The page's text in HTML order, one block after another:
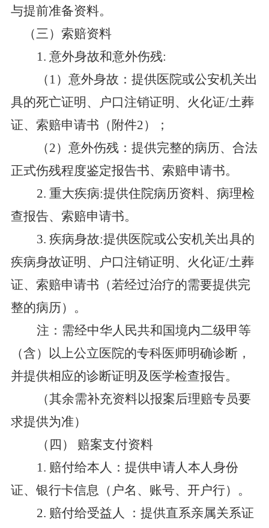
与提前准备资料。
（三）索赔资料
1. 意外身故和意外伤残:
（ 1） 意外身故 ： 提供医院或公安机关出
具的死亡证明 、 户口注销证明 、 火化证/土葬
证、 索赔申请书（附件2）；
（2） 意外伤残：提供完整的病历、 合法
正式伤残程度鉴定报告书、 索赔申请书。
2. 重大疾病:提供住院病历资料、病理检
查报告、 索赔申请书。
3. 疾病身故:提供医院或公安机关出具的
疾病身故证明 、 户口注销证明 、 火化证/土葬
证、 索赔申请书（若经过治疗的需要提供完
整的病历）。
注：需经中华人民共和国境内二级甲等
（含）以上公立医院的专科医师明确诊断，
并提供相应的诊断证明及医学检查报告。
（其余需补充资料以报案后理赔专员要
求提供为准）
（四）
赔案支付资料
1. 赔付给本人：提供申请人本人身份
证、 银行卡信息（户名 、 账号、 开户行）。
2. 赔付给受益人
：提供直系亲属关系证